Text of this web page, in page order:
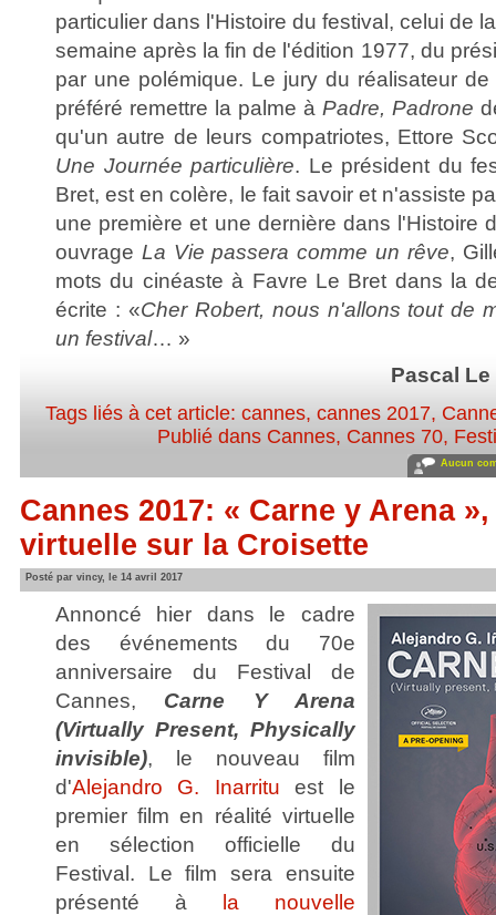
particulier dans l'Histoire du festival, celui de
semaine après la fin de l'édition 1977, du
par une polémique. Le jury du réalisateur de
préféré remettre la palme à Padre, Padrone
qu'un autre de leurs compatriotes, Ettore
Une Journée particulière. Le président du
Bret, est en colère, le fait savoir et n'assiste
une première et une dernière dans l'Histoire
ouvrage La Vie passera comme un rêve,
mots du cinéaste à Favre Le Bret dans la
écrite : «Cher Robert, nous n'allons tout de
un festival… »
Pascal
Tags liés à cet article: cannes, cannes 2017,
Publié dans Cannes, Cannes 70,
Aucun
Cannes 2017: « Carne y Arena
virtuelle sur la Croisette
Posté par vincy, le 14 avril 2017
Annoncé hier dans le cadre
des événements du 70e
anniversaire du Festival de
Cannes, Carne Y Arena
(Virtually Present, Physically
invisible), le nouveau film
d'Alejandro G. Inarritu est le
premier film en réalité virtuelle
en sélection officielle du
Festival. Le film sera ensuite
présenté à la nouvelle